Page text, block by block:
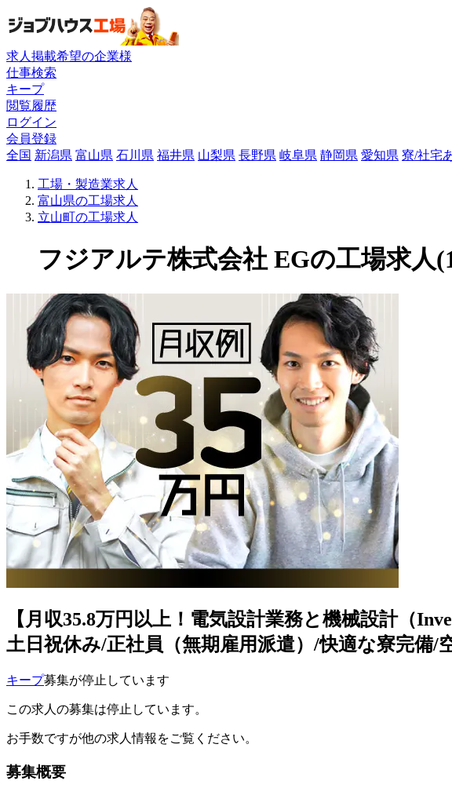
求人掲載希望の企業様
仕事検索
キープ
閲覧履歴
ログイン
会員登録
全国 新潟県 富山県 石川県 福井県 山梨県 長野県 岐阜県 静岡県 愛知県 寮/社宅
工場・製造業求人
富山県の工場求人
立山町の工場求人
フジアルテ株式会社 EGの工場求人
【月収35.8万円以上！電気設計業務と機械設計（
土日祝休み/正社員（無期雇用派遣）/快適な寮完備
キープ募集が停止しています
この求人の募集は停止しています。
お手数ですが他の求人情報をご覧ください。
募集概要